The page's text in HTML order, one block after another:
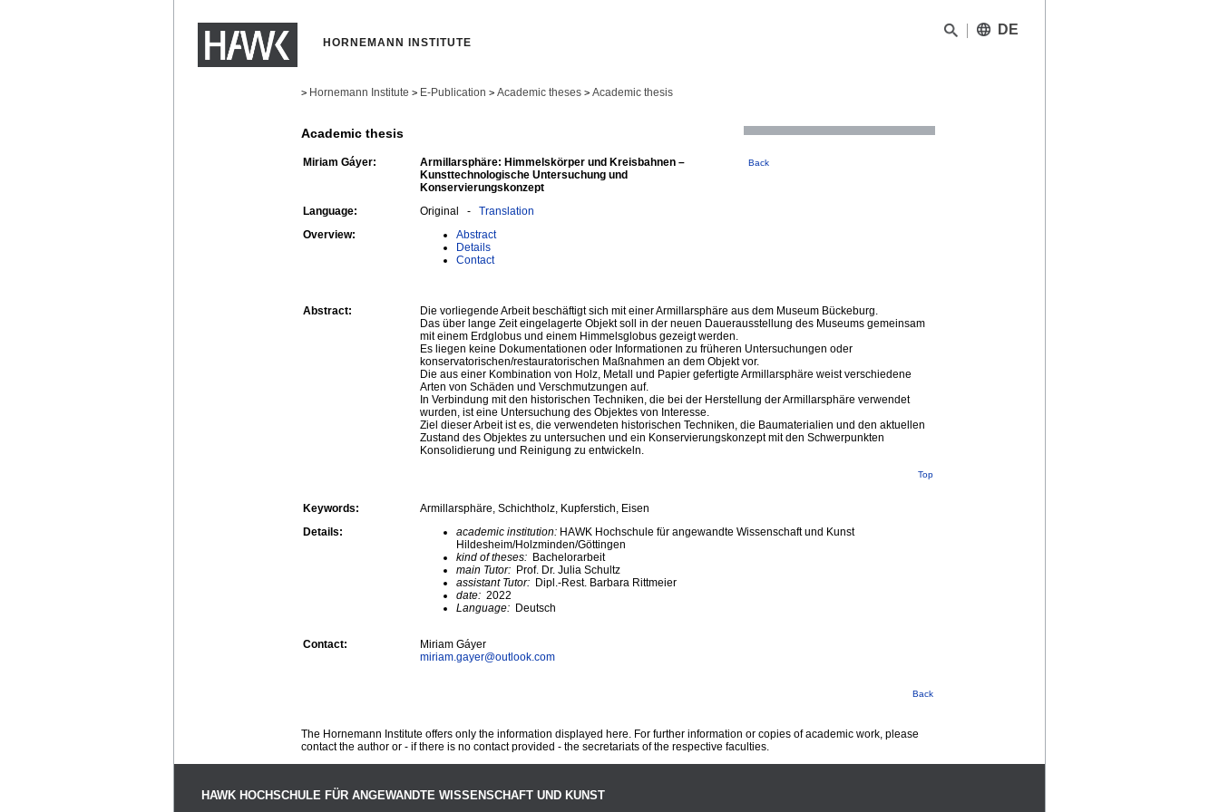
HORNEMANN INSTITUTE
DE
> Hornemann Institute > E-Publication > Academic theses > Academic thesis
Academic thesis
Miriam Gáyer:
Armillarsphäre: Himmelskörper und Kreisbahnen –
Kunsttechnologische Untersuchung und
Konservierungskonzept
Back
Language: Original - Translation
Overview:
Abstract
Details
Contact
Abstract:
Die vorliegende Arbeit beschäftigt sich mit einer Armillarsphäre aus dem Museum Bückeburg.
Das über lange Zeit eingelagerte Objekt soll in der neuen Dauerausstellung des Museums gemeinsam
mit einem Erdglobus und einem Himmelsglobus gezeigt werden.
Es liegen keine Dokumentationen oder Informationen zu früheren Untersuchungen oder
konservatorischen/restauratorischen Maßnahmen an dem Objekt vor.
Die aus einer Kombination von Holz, Metall und Papier gefertigte Armillarsphäre weist verschiedene
Arten von Schäden und Verschmutzungen auf.
In Verbindung mit den historischen Techniken, die bei der Herstellung der Armillarsphäre verwendet
wurden, ist eine Untersuchung des Objektes von Interesse.
Ziel dieser Arbeit ist es, die verwendeten historischen Techniken, die Baumaterialien und den aktuellen
Zustand des Objektes zu untersuchen und ein Konservierungskonzept mit den Schwerpunkten
Konsolidierung und Reinigung zu entwickeln.
Top
Keywords:
Armillarsphäre, Schichtholz, Kupferstich, Eisen
Details:
academic institution: HAWK Hochschule für angewandte Wissenschaft und Kunst
Hildesheim/Holzminden/Göttingen
kind of theses: Bachelorarbeit
main Tutor: Prof. Dr. Julia Schultz
assistant Tutor: Dipl.-Rest. Barbara Rittmeier
date: 2022
Language: Deutsch
Contact:
Miriam Gáyer
miriam.gayer@outlook.com
Back
The Hornemann Institute offers only the information displayed here. For further information or copies of academic work, please
contact the author or - if there is no contact provided - the secretariats of the respective faculties.
HAWK HOCHSCHULE FÜR ANGEWANDTE WISSENSCHAFT UND KUNST